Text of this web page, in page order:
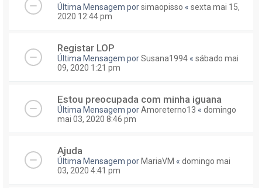
Última Mensagem porsimaopisso « sexta mai 15,
2020 12:44 pm
Registar LOP
Última Mensagem porSusana1994 « sábado mai
09, 2020 1:21 pm
Estou preocupada com minha iguana
Última Mensagem porAmoreterno13 « domingo
mai 03, 2020 8:46 pm
Ajuda
Última Mensagem por MariaVM « domingo mai
03, 2020 4:41 pm